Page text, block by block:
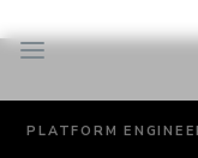
PLATFORM